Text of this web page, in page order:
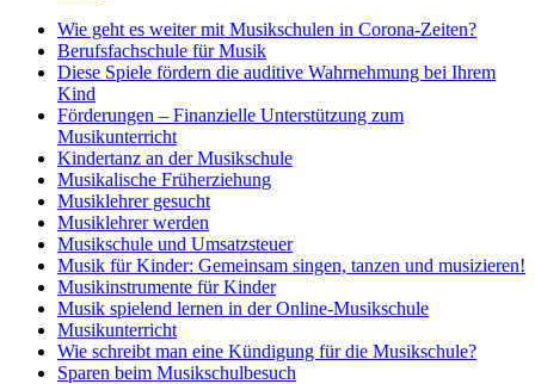
Wie geht es weiter mit Musikschulen in Corona-Zeiten?
Berufsfachschule für Musik
Diese Spiele fördern die auditive Wahrnehmung bei Ihrem
Kind
Förderungen – Finanzielle Unterstützung zum
Musikunterricht
Kindertanz an der Musikschule
Musikalische Früherziehung
Musiklehrer gesucht
Musiklehrer werden
Musikschule und Umsatzsteuer
Musik für Kinder: Gemeinsam singen, tanzen und musizieren!
Musikinstrumente für Kinder
Musik spielend lernen in der Online-Musikschule
Musikunterricht
Wie schreibt man eine Kündigung für die Musikschule?
Sparen beim Musikschulbesuch